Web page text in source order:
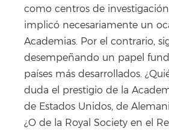
como centros de
implicó necesariamente un
Academias. Por el contrario,
desempeñando un papel
países más desarrollados.
duda el prestigio de la
de Estados Unidos, de
¿O de la Royal Society en el